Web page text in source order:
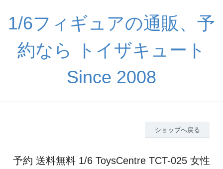
1/6フィギュアの通販、予
約なら トイザキュート
Since 2008
ショップへ戻る
予約 送料無料 1/6 ToysCentre TCT-025 女性